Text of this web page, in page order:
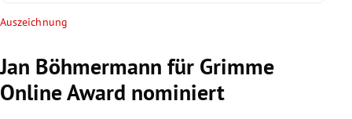
Auszeichnung
Jan Böhmermann für Grimme
Online Award nominiert